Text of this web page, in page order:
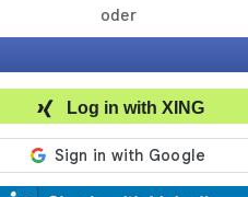
oder
Log in with XING